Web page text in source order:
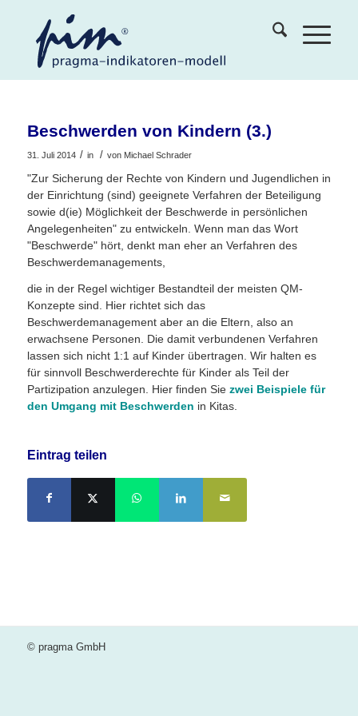
Beschwerden von Kindern (3.)
31. Juli 2014 / in / von Michael Schrader
"Zur Sicherung der Rechte von Kindern und Jugendlichen in
der Einrichtung (sind) geeignete Verfahren der Beteiligung
sowie d(ie) Möglichkeit der Beschwerde in persönlichen
Angelegenheiten" zu entwickeln. Wenn man das Wort
"Beschwerde" hört, denkt man eher an Verfahren des
Beschwerdemanagements,
die in der Regel wichtiger Bestandteil der meisten QM-
Konzepte sind. Hier richtet sich das
Beschwerdemanagement aber an die Eltern, also an
erwachsene Personen. Die damit verbundenen Verfahren
lassen sich nicht 1:1 auf Kinder übertragen. Wir halten es
für sinnvoll Beschwerderechte für Kinder als Teil der
Partizipation anzulegen. Hier finden Sie zwei Beispiele für
den Umgang mit Beschwerden in Kitas.
Eintrag teilen
© pragma GmbH